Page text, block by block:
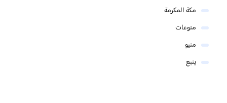
مكة المكرمة
منوعات
منيو
ينبع